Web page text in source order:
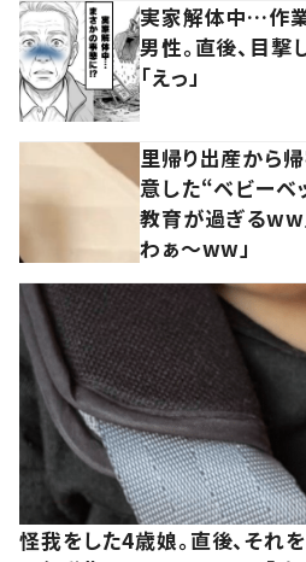
実家解体中…作
男性。直後、目
「えっ」
里帰り出産から
意した“ベビーベ
教育が過ぎるww
わぁ～ww」
怪我をした4歳娘。直後、それ